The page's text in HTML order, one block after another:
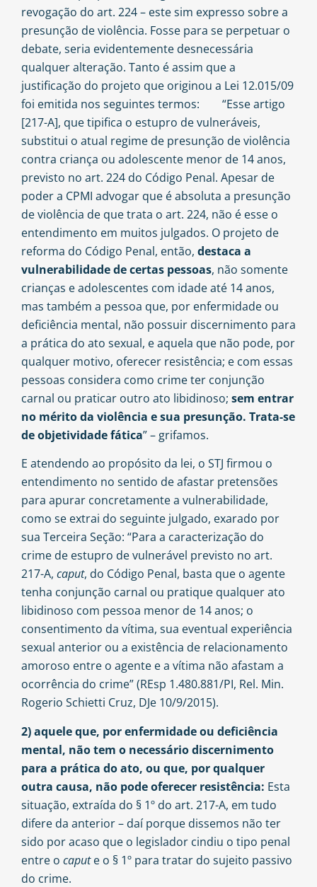
revogação do art. 224 – este sim expresso sobre a
presunção de violência. Fosse para se perpetuar o
debate, seria evidentemente desnecessária
qualquer alteração. Tanto é assim que a
justificação do projeto que originou a Lei 12.015/09
foi emitida nos seguintes termos: “Esse artigo
[217-A], que tipifica o estupro de vulneráveis,
substitui o atual regime de presunção de violência
contra criança ou adolescente menor de 14 anos,
previsto no art. 224 do Código Penal. Apesar de
poder a CPMI advogar que é absoluta a presunção
de violência de que trata o art. 224, não é esse o
entendimento em muitos julgados. O projeto de
reforma do Código Penal, então, destaca a
vulnerabilidade de certas pessoas, não somente
crianças e adolescentes com idade até 14 anos,
mas também a pessoa que, por enfermidade ou
deficiência mental, não possuir discernimento para
a prática do ato sexual, e aquela que não pode, por
qualquer motivo, oferecer resistência; e com essas
pessoas considera como crime ter conjunção
carnal ou praticar outro ato libidinoso; sem entrar
no mérito da violência e sua presunção. Trata-se
de objetividade fática” – grifamos.
E atendendo ao propósito da lei, o STJ firmou o
entendimento no sentido de afastar pretensões
para apurar concretamente a vulnerabilidade,
como se extrai do seguinte julgado, exarado por
sua Terceira Seção: “Para a caracterização do
crime de estupro de vulnerável previsto no art.
217-A, caput, do Código Penal, basta que o agente
tenha conjunção carnal ou pratique qualquer ato
libidinoso com pessoa menor de 14 anos; o
consentimento da vítima, sua eventual experiência
sexual anterior ou a existência de relacionamento
amoroso entre o agente e a vítima não afastam a
ocorrência do crime” (REsp 1.480.881/PI, Rel. Min.
Rogerio Schietti Cruz, DJe 10/9/2015).
2) aquele que, por enfermidade ou deficiência
mental, não tem o necessário discernimento
para a prática do ato, ou que, por qualquer
outra causa, não pode oferecer resistência: Esta
situação, extraída do § 1º do art. 217-A, em tudo
difere da anterior – daí porque dissemos não ter
sido por acaso que o legislador cindiu o tipo penal
entre o capute o § 1º para tratar do sujeito passivo
do crime.